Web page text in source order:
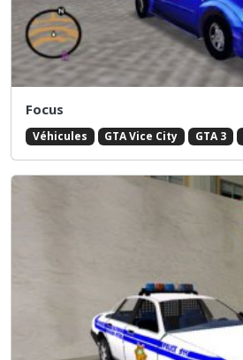
Focus
Véhicules GTA Vice City GTA 3